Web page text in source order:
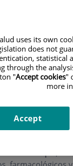
Horario
del pie
uses its own
does not
statistical
through the
"Accept cookies"
more
Accept